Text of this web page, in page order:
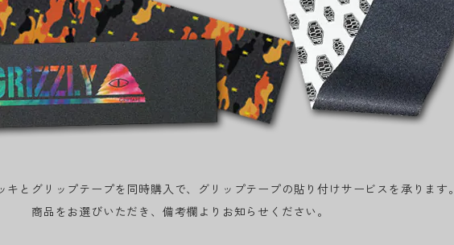
キとグリップテープを同時購入で、グリップテープの貼り付けサービスを承ります。
商品をお選びいただき、備考欄よりお知らせください。